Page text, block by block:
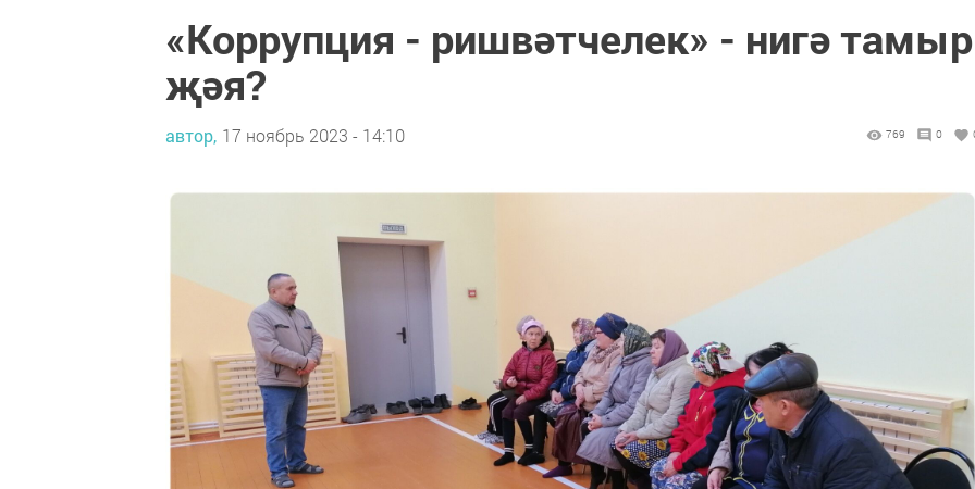
«Коррупция - ришвәтчелек» - нигә тамыр
җәя?
автор, 17 ноябрь 2023 - 14:10 769 0